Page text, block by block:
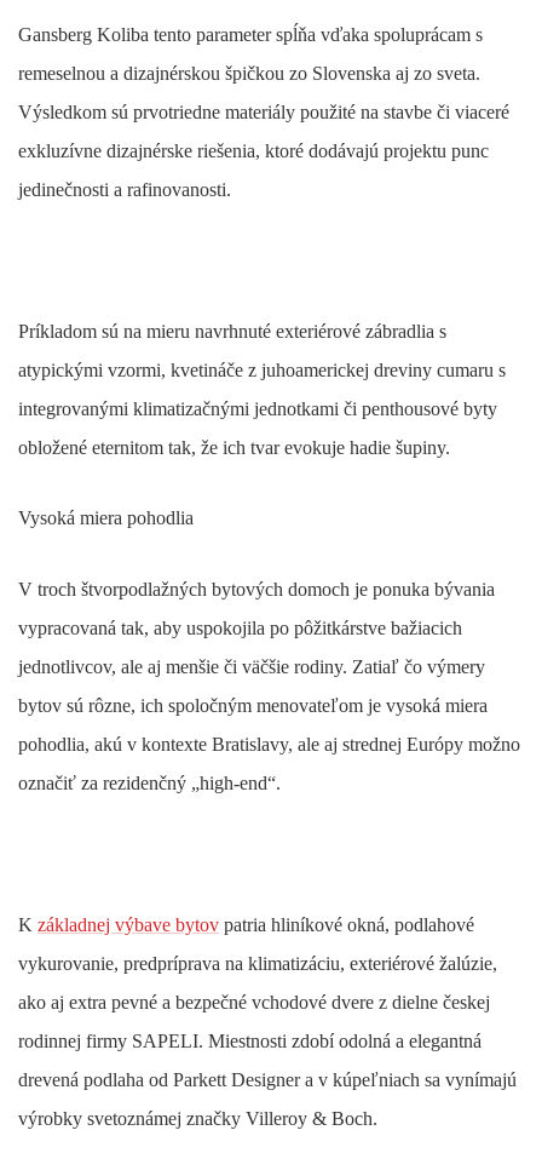
Gansberg Koliba tento parameter spĺňa vďaka spoluprácam s
remeselnou a dizajnérskou špičkou zo Slovenska aj zo sveta.
Výsledkom sú prvotriedne materiály použité na stavbe či viaceré
exkluzívne dizajnérske riešenia, ktoré dodávajú projektu punc
jedinečnosti a rafinovanosti.
Príkladom sú na mieru navrhnuté exteriérové zábradlia s
atypickými vzormi, kvetináče z juhoamerickej dreviny cumaru s
integrovanými klimatizačnými jednotkami či penthousové byty
obložené eternitom tak, že ich tvar evokuje hadie šupiny.
Vysoká miera pohodlia
V troch štvorpodlažných bytových domoch je ponuka bývania
vypracovaná tak, aby uspokojila po pôžitkárstve bažiacich
jednotlivcov, ale aj menšie či väčšie rodiny. Zatiaľ čo výmery
bytov sú rôzne, ich spoločným menovateľom je vysoká miera
pohodlia, akú v kontexte Bratislavy, ale aj strednej Európy možno
označiť za rezidenčný „high-end“.
K základnej výbave bytov patria hliníkové okná, podlahové
vykurovanie, predpríprava na klimatizáciu, exteriérové žalúzie,
ako aj extra pevné a bezpečné vchodové dvere z dielne českej
rodinnej firmy SAPELI. Miestnosti zdobí odolná a elegantná
drevená podlaha od Parkett Designer a v kúpeľniach sa vynímajú
výrobky svetoznámej značky Villeroy & Boch.